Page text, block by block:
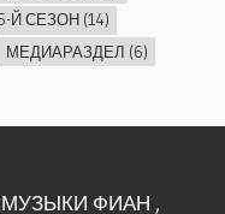
Й СЕЗОН(14)
МЕДИАРАЗДЕЛ (6)
МУЗЫКИ ФИАН ,